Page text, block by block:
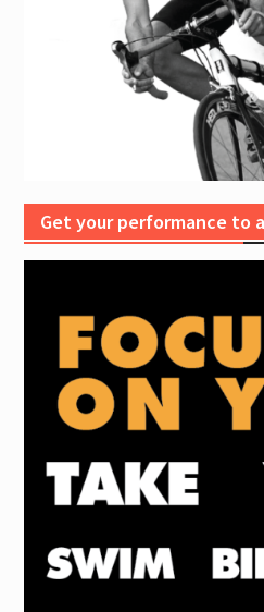
Get your performance to